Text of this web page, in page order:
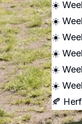
YouTube
Spotify
☀️
☀️
☀️
☀️
☀️
☀️
🍂